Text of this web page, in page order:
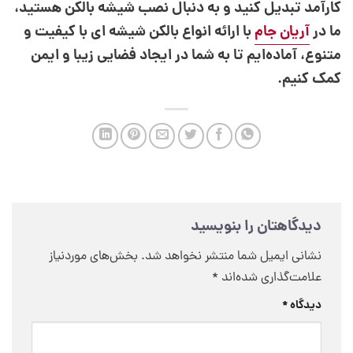
کارآمد تبدیل کنید و به دنبال نصب شیشه بالکن هستید،
ما درآریان جامبا ارائه انواع بالکن شیشه ای با کیفیت و
متنوع، آماده‌ایم تا به شما در ایجاد فضایی زیبا و ایمن
کمک کنیم.
دیدگاهتان را بنویسید
نشانی ایمیل شما منتشر نخواهد شد. بخش‌های موردنیاز
علامت‌گذاری شده‌اند *
دیدگاه*